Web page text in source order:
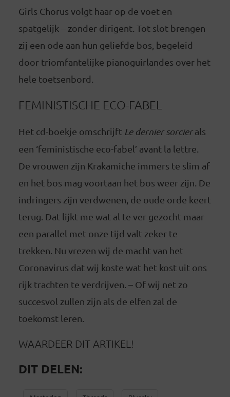
Girls Chorus volgt haar op de voet en
spatgelijk – zonder dirigent. Tot slot brengen
zij een ode aan hun geliefde bos, begeleid
door triomfantelijke pianoguirlandes over het
hele toetsenbord.
FEMINISTISCHE ECO-FABEL
Het cd-boekje omschrijft Le dernier sorcierals
een ‘feministische eco-fabel’ avant la lettre.
De vrouwen zijn Krakamiche immers te slim af
en het bos mag voortaan het bos weer zijn. De
indringers zijn verdwenen, de oude orde keert
terug. Dat lijkt me wat al te ver gezocht maar
een parallel met onze tijd valt zeker te
trekken. Nu vrezen wij de macht van het
Coronavirus dat wij koste wat het kost uit ons
rijk trachten te verdrijven. – Of wij net zo
succesvol zullen zijn als de elfen zal de
toekomst leren.
WAARDEER DIT ARTIKEL!
DIT DELEN: